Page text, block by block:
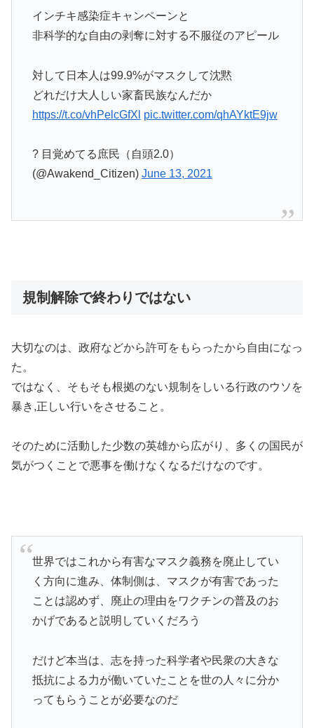
インチキ感染症キャンペーンと
非科学的な自由の剥奪に対する不服従のアピール
対して日本人は99.9%がマスクして沈黙
どれだけ大人しい家畜民族なんだか
https://t.co/vhPelcGfXl pic.twitter.com/qhAYktE9jw
? 目覚めてる庶民（自頭2.0）
(@Awakend_Citizen) June 13, 2021
規制解除で終わりではない
大切なのは、政府などから許可をもらったから自由になっ
た。
ではなく、そもそも根拠のない規制をしいる行政のウソを
暴き,正しい行いをさせること。
そのために活動した少数の英雄から広がり、多くの国民が
気がつくことで悪事を働けなくなるだけなのです。
世界ではこれから有害なマスク義務を廃止してい
く方向に進み、体制側は、マスクが有害であった
ことは認めず、廃止の理由をワクチンの普及のお
かげであると説明していくだろう
だけど本当は、志を持った科学者や民衆の大きな
抵抗による力が働いていたことを世の人々に分か
ってもらうことが必要なのだ